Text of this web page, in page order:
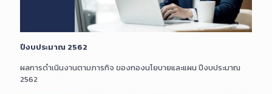
ปีงบประมาณ 2562
ผลการดำเนินงานตามภารกิจ ของกองนโยบายและแผน ปีงบประมาณ
2562